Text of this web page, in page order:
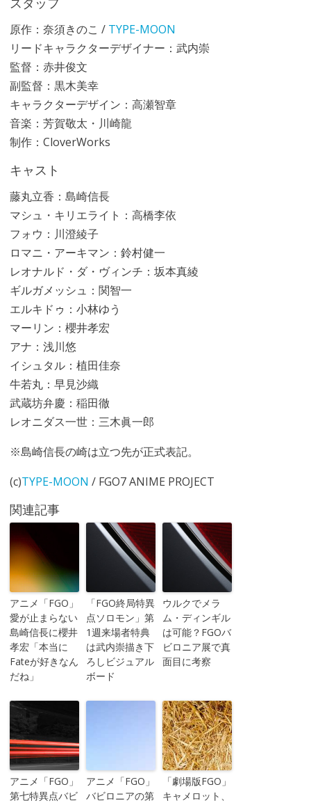
原作：奈須きのこ / TYPE-MOON
リードキャラクターデザイナー：武内崇
監督：赤井俊文
副監督：黒木美幸
キャラクターデザイン：高瀬智章
音楽：芳賀敬太・川崎龍
制作：CloverWorks
キャスト
藤丸立香：島崎信長
マシュ・キリエライト：高橋李依
フォウ：川澄綾子
ロマニ・アーキマン：鈴村健一
レオナルド・ダ・ヴィンチ：坂本真綾
ギルガメッシュ：関智一
エルキドゥ：小林ゆう
マーリン：櫻井孝宏
アナ：浅川悠
イシュタル：植田佳奈
牛若丸：早見沙織
武蔵坊弁慶：稲田徹
レオニダス一世：三木眞一郎
※島崎信長の崎は立つ先が正式表記。
(c)TYPE-MOON / FGO7 ANIME PROJECT
関連記事
アニメ「FGO」
愛が止まらない
島崎信長に櫻井
孝宏「本当に
Fateが好きなん
だね」
「FGO終局特異
点ソロモン」第
1週来場者特典
は武内崇描き下
ろしビジュアル
ボード
ウルクでメラ
ム・ディンギル
は可能？FGOバ
ビロニア展で真
面目に考察
アニメ「FGO」
第七特異点バビ
アニメ「FGO」
バビロニアの第
「劇場版FGO」
キャメロット、